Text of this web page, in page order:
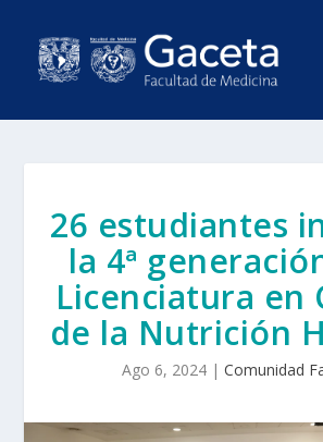
26 estudiantes
la 4ª
Licenciatura en
de la Nutrición
Ago 6, 2024 | Comunidad